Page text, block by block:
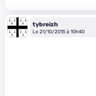
tybreizh
Le 21/10/2015 à 10h40